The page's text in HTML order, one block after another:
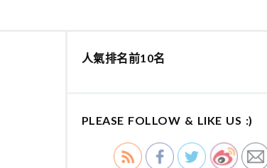
人氣排名前10名
PLEASE FOLLOW & LIKE US :)